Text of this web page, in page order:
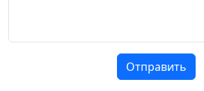
Отправить